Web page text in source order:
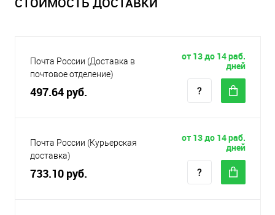
Почта России (Доставка в
почтовое отделение)
497.64 руб.
от 13 до 14 раб.
дней
Почта России (Курьерская
доставка)
733.10 руб.
от 13 до 14 раб.
дней